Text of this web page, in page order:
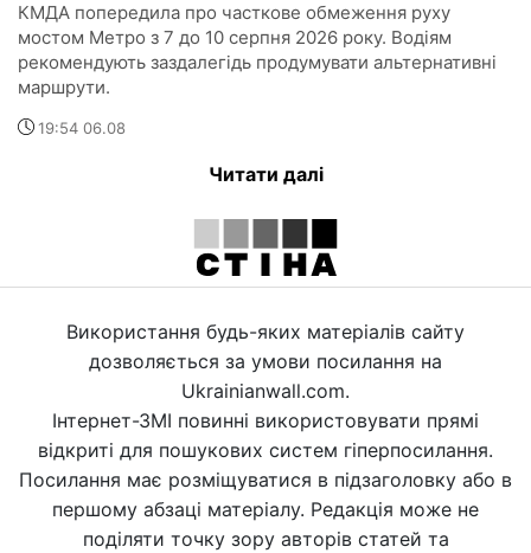
КМДА попередила про часткове обмеження руху
мостом Метро з 7 до 10 серпня 2026 року. Водіям
рекомендують заздалегідь продумувати альтернативні
маршрути.
19:54 06.08
Читати далі
Використання будь-яких матеріалів сайту
дозволяється за умови посилання на
Ukrainianwall.com.
Інтернет-ЗМІ повинні використовувати прямі
відкриті для пошукових систем гіперпосилання.
Посилання має розміщуватися в підзаголовку або в
першому абзаці матеріалу. Редакція може не
поділяти точку зору авторів статей та